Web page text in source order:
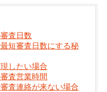
査日数
短審査日数にする秘
したい場合
査営業時間
査連絡が来ない場合